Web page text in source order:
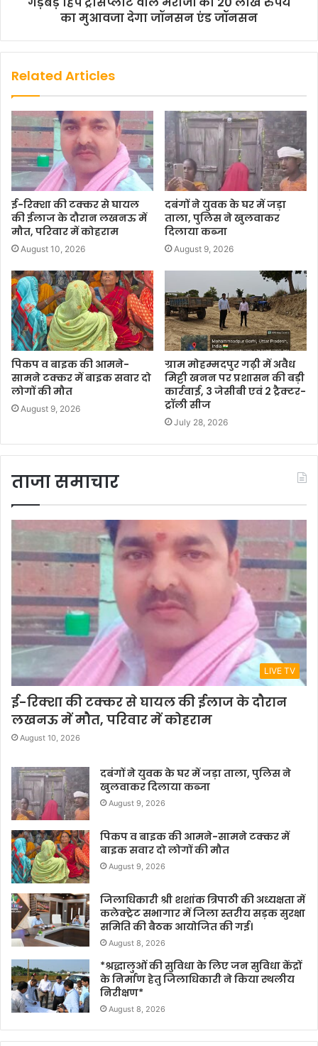
का मुआवजा देगा जॉनसन एंड जॉनसन
Related Articles
ई-रिक्शा की टक्कर से घायल
की ईलाज के दौरान लखनऊ में
मौत, परिवार में कोहराम
August 10, 2026
दबंगों ने युवक के घर में जड़ा
ताला, पुलिस ने खुलवाकर
दिलाया कब्जा
August 9, 2026
पिकप व बाइक की आमने-
सामने टक्कर में बाइक सवार दो
लोगों की मौत
August 9, 2026
ग्राम मोहम्मदपुर गढ़ी में अवैध
मिट्टी खनन पर प्रशासन की बड़ी
कार्रवाई, 3 जेसीबी एवं 2 ट्रैक्टर-
ट्रॉली सीज
July 28, 2026
ताजा समाचार
LIVE TV
ई-रिक्शा की टक्कर से घायल की ईलाज के दौरान
लखनऊ में मौत, परिवार में कोहराम
August 10, 2026
दबंगों ने युवक के घर में जड़ा ताला, पुलिस ने
खुलवाकर दिलाया कब्जा
August 9, 2026
पिकप व बाइक की आमने-सामने टक्कर में
बाइक सवार दो लोगों की मौत
August 9, 2026
जिलाधिकारी श्री शशांक त्रिपाठी की अध्यक्षता में
कलेक्ट्रेट सभागार में जिला स्तरीय सड़क सुरक्षा
समिति की बैठक आयोजित की गई।
August 8, 2026
*श्रद्धालुओं की सुविधा के लिए जन सुविधा केंद्रों
के निर्माण हेतु जिलाधिकारी ने किया स्थलीय
निरीक्षण*
August 8, 2026